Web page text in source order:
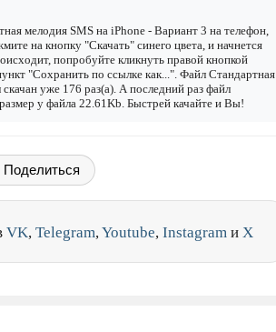
мелодия SMS на iPhone - Вариант 3 на телефон,
на кнопку "Скачать" синего цвета, и начнется
попробуйте кликнуть правой кнопкой
"Сохранить по ссылке как...". Файл Стандартная
уже 176 раз(а). А последний раз файл
у файла 22.61Kb. Быстрей качайте и Вы!
Поделиться
VK, Telegram,Youtube, Instagram и X